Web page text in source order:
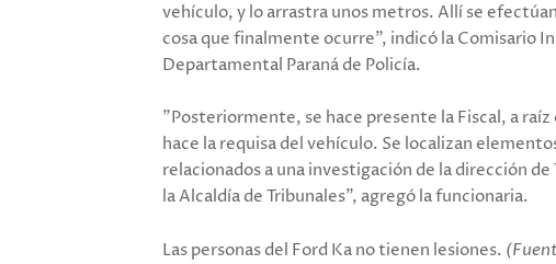
vehículo, y lo arrastra unos metros. Allí se
cosa que finalmente ocurre", indicó la Comisario
Departamental Paraná de Policía.
"Posteriormente, se hace presente la Fiscal, a
hace la requisa del vehículo. Se localizan
relacionados a una investigación de la dirección
la Alcaldía de Tribunales", agregó la funcionaria.
Las personas del Ford Ka no tienen lesiones.